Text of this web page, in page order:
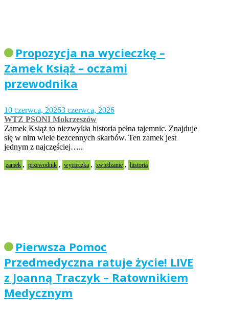
Propozycja na wycieczkę –
Zamek Książ – oczami
przewodnika
10 czerwca, 20263 czerwca, 2026
WTZ PSONI Mokrzeszów
Zamek Książ to niezwykła historia pełna tajemnic. Znajduje
się w nim wiele bezcennych skarbów. Ten zamek jest
jednym z najczęściej…..
zamek , przewodnik , wycieczka , zwiedzanie , historia
Pierwsza Pomoc
Przedmedyczna ratuje życie! LIVE
z Joanną Traczyk – Ratownikiem
Medycznym